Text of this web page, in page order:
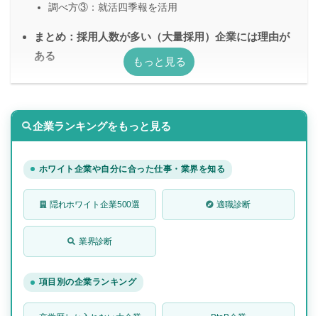
調べ方③：就活四季報を活用
まとめ：採用人数が多い（大量採用）企業には理由が
ある
企業ランキングをもっと見る
ホワイト企業や自分に合った仕事・業界を知る
隠れホワイト企業500選 適職診断
業界診断
項目別の企業ランキング